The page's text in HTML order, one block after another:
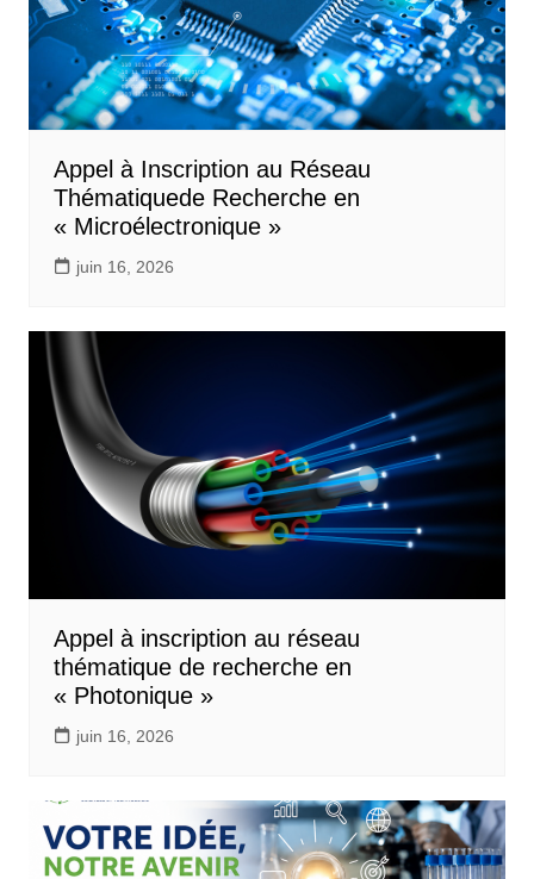
Appel à Inscription au Réseau
Thématiquede Recherche en
« Microélectronique »
juin 16, 2026
Appel à inscription au réseau
thématique de recherche en
« Photonique »
juin 16, 2026